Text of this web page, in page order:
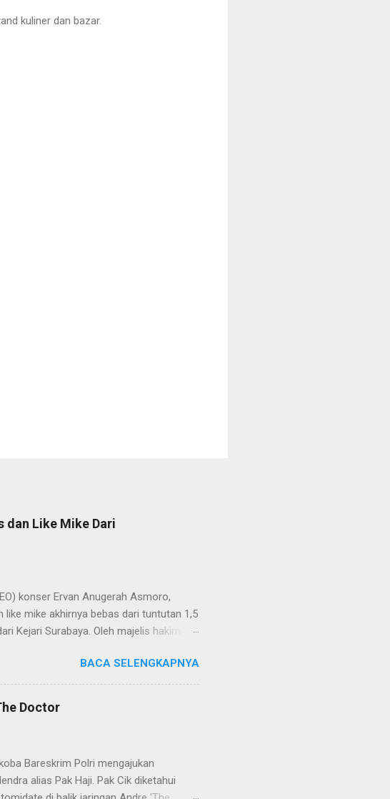
kuliner dan bazar.
dan Like Mike Dari
konser Ervan Anugerah Asmoro,
mike akhirnya bebas dari tuntutan 1,5
Kejari Surabaya. Oleh majelis hakim
hakim berpendapat bahwa perbuatan
bukan merupakan tindak pidana.
hukum keperdataan. Atas dasar
alle recht vervolging). Menanggapi hal
BACA SELENGKAPNYA
Doctor
Bareskrim Polri mengajukan
alias Pak Haji. Pak Cik diketahui